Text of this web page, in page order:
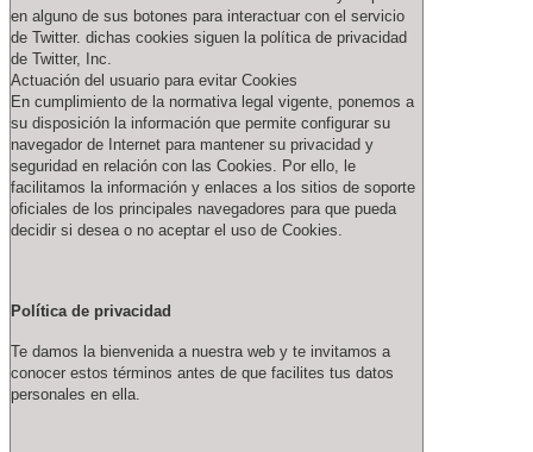
en alguno de sus botones para interactuar con el servicio
de Twitter. dichas cookies siguen la política de privacidad
de Twitter, Inc.
Actuación del usuario para evitar Cookies
En cumplimiento de la normativa legal vigente, ponemos a
su disposición la información que permite configurar su
navegador de Internet para mantener su privacidad y
seguridad en relación con las Cookies. Por ello, le
facilitamos la información y enlaces a los sitios de soporte
oficiales de los principales navegadores para que pueda
decidir si desea o no aceptar el uso de Cookies.
Política de privacidad
Te damos la bienvenida a nuestra web y te invitamos a
conocer estos términos antes de que facilites tus datos
personales en ella.